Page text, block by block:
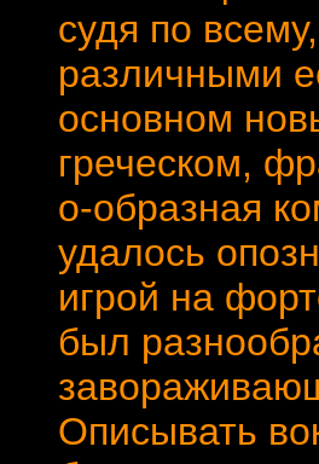
судя по
различными
основном
греческом,
о-образная
удалось
игрой на
был
Описывать